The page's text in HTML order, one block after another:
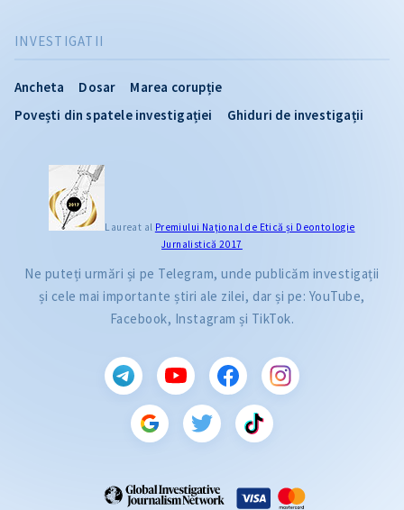
INVESTIGATII
Ancheta Dosar
Marea corupție
Povești din spatele investigației
Ghiduri de investigații
Laureat al Premiului Naţional de Etică și Deontologie
Jurnalistică 2017
Ne puteți urmări și pe Telegram, unde publicăm investigații
și cele mai importante știri ale zilei, dar și pe: YouTube,
Facebook, Instagram și TikTok.